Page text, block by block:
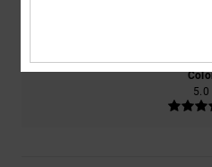
5.0